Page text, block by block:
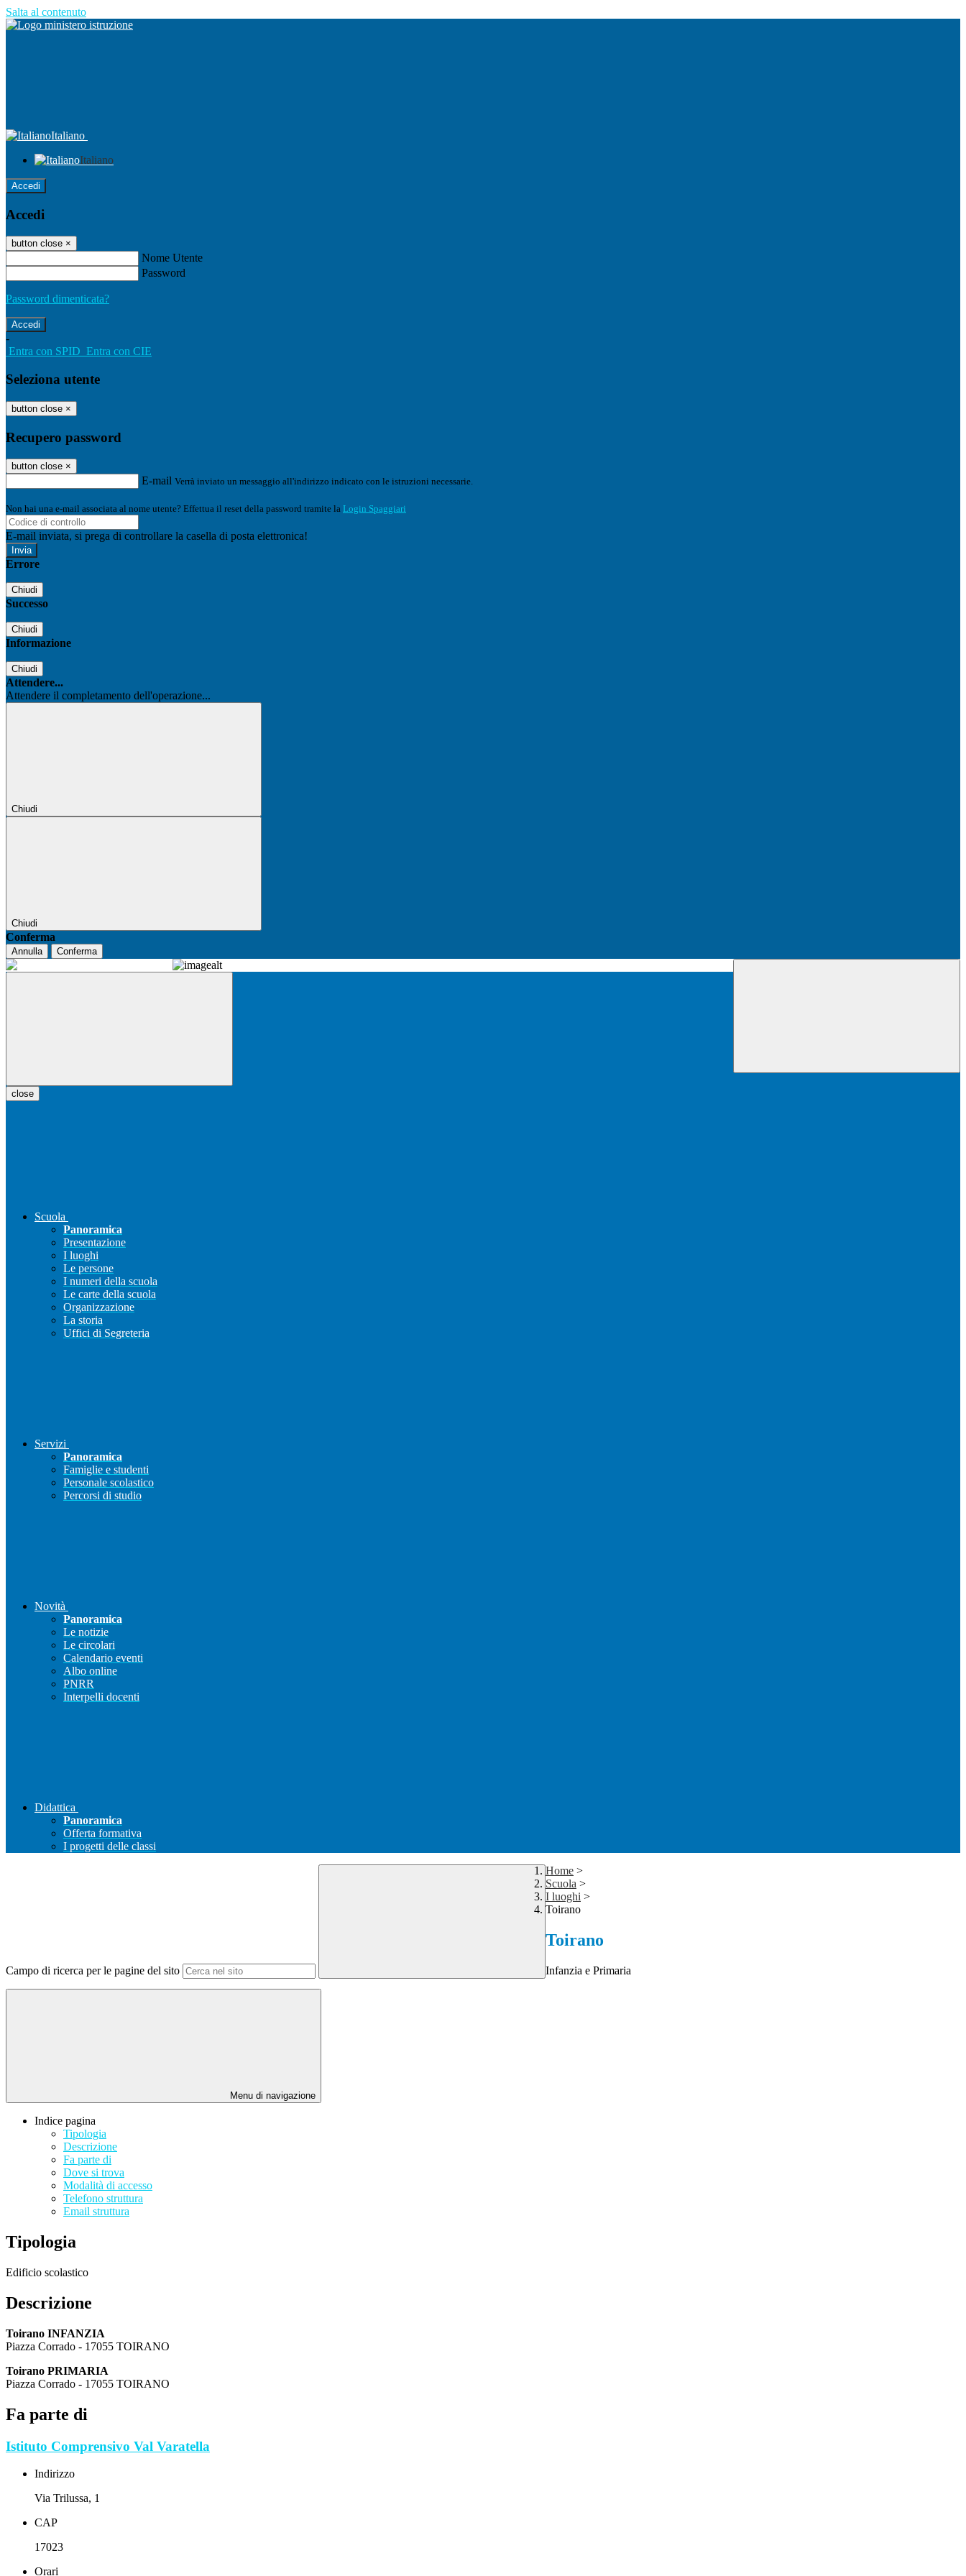
Salta al contenuto
Italiano
Italiano
Accedi
Accedi
button close ×
Nome Utente
Password
Password dimenticata?
-
Entra con SPID Entra con CIE
Seleziona utente
button close ×
Recupero password
button close ×
E-mail Verrà inviato un messaggio all'indirizzo indicato con le istruzioni necessarie.
Non hai una e-mail associata al nome utente? Effettua il reset della password tramite la Login Spaggiari
E-mail inviata, si prega di controllare la casella di posta elettronica!
Errore
Chiudi
Successo
Chiudi
Informazione
Chiudi
Attendere...
Attendere il completamento dell'operazione...
Chiudi
Chiudi
Conferma
Annulla Conferma
close
Scuola
Panoramica
Presentazione
I luoghi
Le persone
I numeri della scuola
Le carte della scuola
Organizzazione
La storia
Uffici di Segreteria
Servizi
Panoramica
Famiglie e studenti
Personale scolastico
Percorsi di studio
Novità
Panoramica
Le notizie
Le circolari
Calendario eventi
Albo online
PNRR
Interpelli docenti
Didattica
Panoramica
Offerta formativa
I progetti delle classi
Campo di ricerca per le pagine del sito
Home >
Scuola >
I luoghi >
Toirano
Toirano
Infanzia e Primaria
Menu di navigazione
Indice pagina
Tipologia
Descrizione
Fa parte di
Dove si trova
Modalità di accesso
Telefono struttura
Email struttura
Tipologia
Edificio scolastico
Descrizione
Toirano INFANZIA
Piazza Corrado - 17055 TOIRANO
Toirano PRIMARIA
Piazza Corrado - 17055 TOIRANO
Fa parte di
Istituto Comprensivo Val Varatella
Indirizzo
Via Trilussa, 1
CAP
17023
Orari